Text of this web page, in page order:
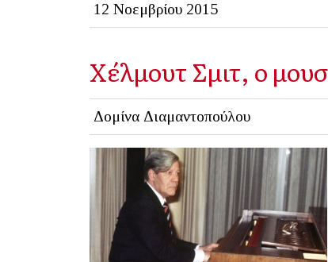
12 Νοεμβρίου 2015
Χέλμουτ Σμιτ, ο
Δομίνα Διαμαντοπούλου